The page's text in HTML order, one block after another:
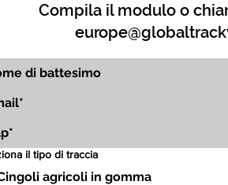
Compila il modulo o
il tipo di traccia
agricoli in gomma